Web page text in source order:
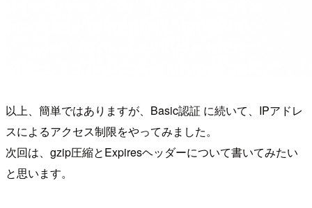
以上、簡単ではありますが、Basic認証 に続いて、IPアドレ
スによるアクセス制限をやってみました。
次回は、gzip圧縮とExpiresヘッダーについて書いてみたい
と思います。